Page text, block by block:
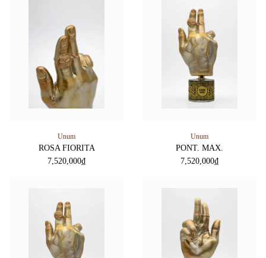
Unum
ROSA FIORITA
7,520,000₫
Unum
PONT. MAX.
7,520,000₫